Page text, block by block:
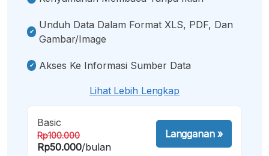
Unduh Data Dalam Format XLS, PDF, Dan
Gambar/image
Akses Ke Informasi Sumber Data
Lihat Lebih Lengkap
Basic
Rp100.000
Rp50.000/bulan
Langganan»